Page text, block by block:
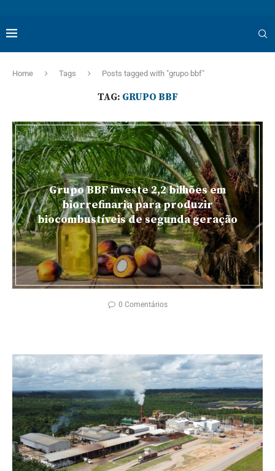
Home Tags Posts tagged with "grupo bbf"
TAG: GRUPO BBF
Grupo BBF investe 2,2 bilhões em
biorrefinaria para produzir
biocombustíveis de segunda geração
0 Comentários